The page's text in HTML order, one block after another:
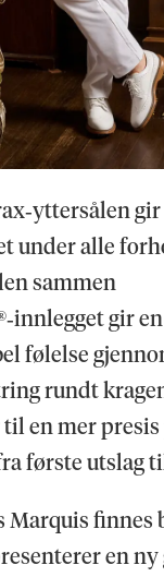
under alle
sammen
gir
følelse
rundt
en mer presis
første utslag
Marquis finnes
en